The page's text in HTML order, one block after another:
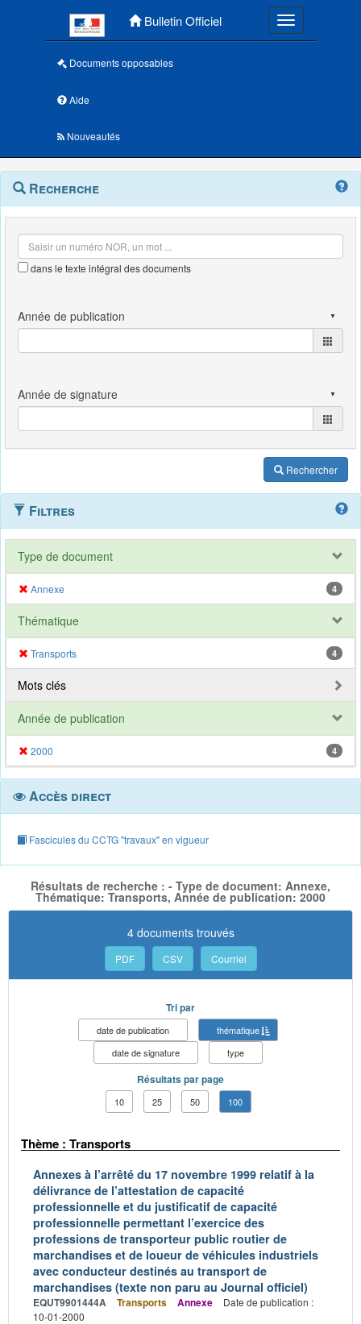
Bulletin Officiel Toggle
Documents opposables
Aide
Nouveautés
Navigation
outils
Menu
contextuel
Recherche
dans le texte intégral des documents
Rechercher
Filtres
Type de document
Annexe 4
Thématique
Transports 4
Mots clés
Année de publication
2000 4
Accès direct
Fascicules du CCTG "travaux" en vigueur
Résultats de recherche : - Type de document: Annexe,
Thématique: Transports, Année de publication: 2000
4 documents trouvés
PDF CSV Courriel
Tri par
date de publication
thématique
date de signature
type
Résultats par page
10 25 50 100
Thème : Transports
Annexes à l’arrêté du 17 novembre 1999 relatif à la
délivrance de l’attestation de capacité
professionnelle et du justificatif de capacité
professionnelle permettant l’exercice des
professions de transporteur public routier de
marchandises et de loueur de véhicules industriels
avec conducteur destinés au transport de
marchandises (texte non paru au Journal officiel)
EQUT9901444A Transports Annexe
Date de publication :
10-01-2000